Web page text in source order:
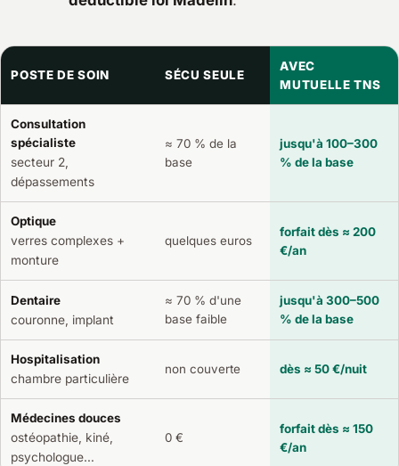
POSTE DE SOIN SÉCU SEULE
AVEC
MUTUELLE TNS
Consultation
spécialiste
secteur 2,
dépassements
≈ 70 % de la
base
jusqu'à 100–300
% de la base
Optique
verres complexes +
monture
quelques euros
forfait dès ≈ 200
€/an
Dentaire
couronne, implant
≈ 70 % d'une
base faible
jusqu'à 300–500
% de la base
Hospitalisation
chambre particulière
non couverte dès ≈ 50 €/nuit
Médecines douces
ostéopathie, kiné,
psychologue…
0 €
forfait dès ≈ 150
€/an